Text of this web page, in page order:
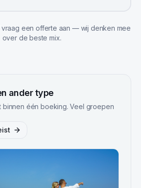
een offerte aan — wij denken mee
over de beste mix.
ander type
binnen één boeking. Veel groepen